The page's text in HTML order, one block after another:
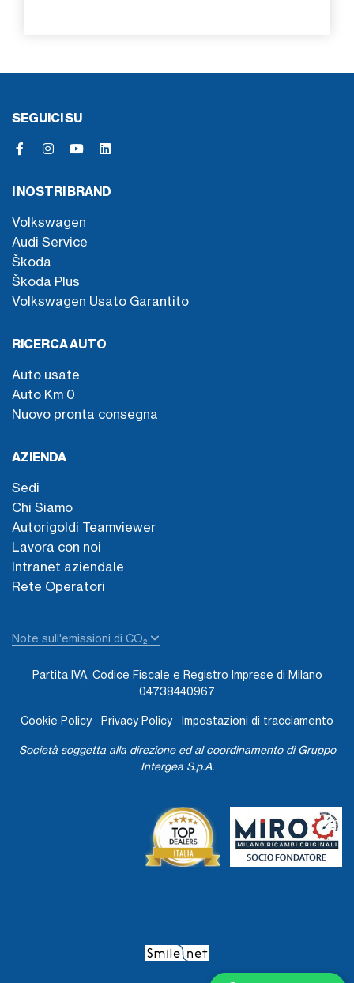
SEGUICI SU
I NOSTRI BRAND
Volkswagen
Audi Service
Škoda
Škoda Plus
Volkswagen Usato Garantito
RICERCA AUTO
Auto usate
Auto Km 0
Nuovo pronta consegna
AZIENDA
Sedi
Chi Siamo
Autorigoldi Teamviewer
Lavora con noi
Intranet aziendale
Rete Operatori
Note sull'emissioni di CO₂
Partita IVA, Codice Fiscale e Registro Imprese di Milano
04738440967
Cookie Policy Privacy Policy Impostazioni di tracciamento
Società soggetta alla direzione ed al coordinamento di Gruppo
Intergea S.p.A.